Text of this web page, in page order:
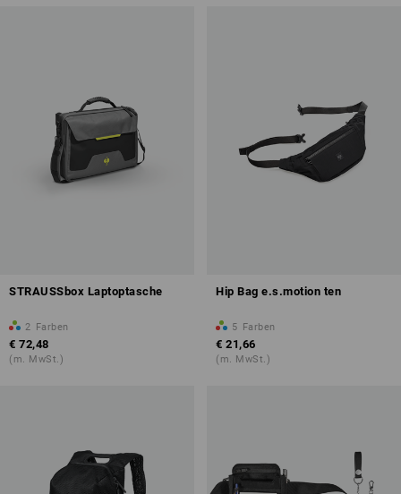
STRAUSSbox Laptoptasche
2 Farben
€ 72,48
(m. MwSt.)
Hip Bag e.s.motion ten
5 Farben
€ 21,66
(m. MwSt.)